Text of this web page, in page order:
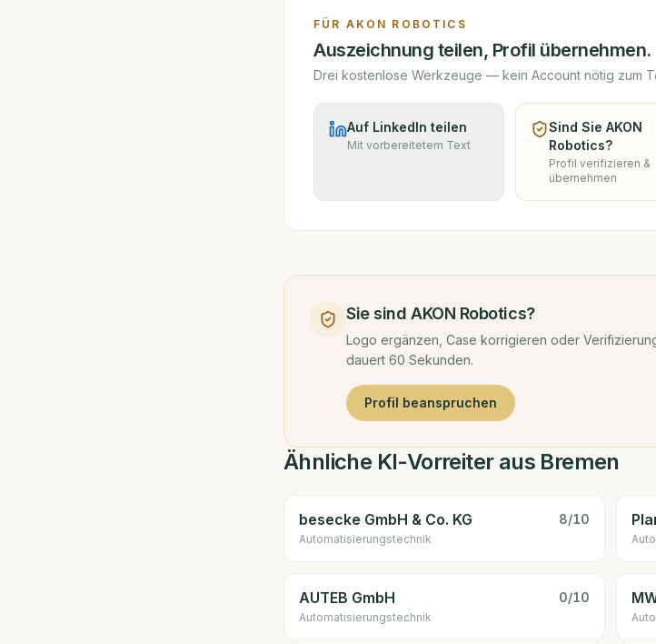
FÜR AKON ROBOTICS
Auszeichnung teilen, Profil übernehmen.
Drei kostenlose Werkzeuge — kein Account nötig zum
Auf LinkedIn teilen
Mit vorbereitetem Text
Sind Sie AKON
Robotics?
Profil verifizieren &
übernehmen
Sie sind AKON Robotics?
Logo ergänzen, Case korrigieren oder
dauert 60 Sekunden.
Profil beanspruchen
Ähnliche KI-Vorreiter aus Bremen
besecke GmbH & Co. KG 8/10
Automatisierungstechnik
AUTEB GmbH 0/10
Automatisierungstechnik